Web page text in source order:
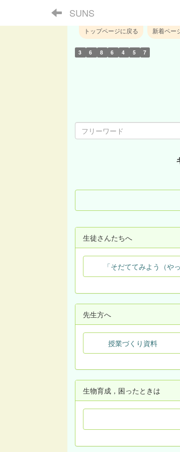
SUNS
トップページに戻る 新着ペー
3 6 8 6 4 5 7
生徒さんたちへ
「そだててみよう（や
先生方へ
授業づくり資料
生物育成，困ったときは